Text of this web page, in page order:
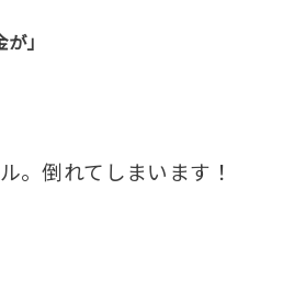
」
。倒れてしまいます！